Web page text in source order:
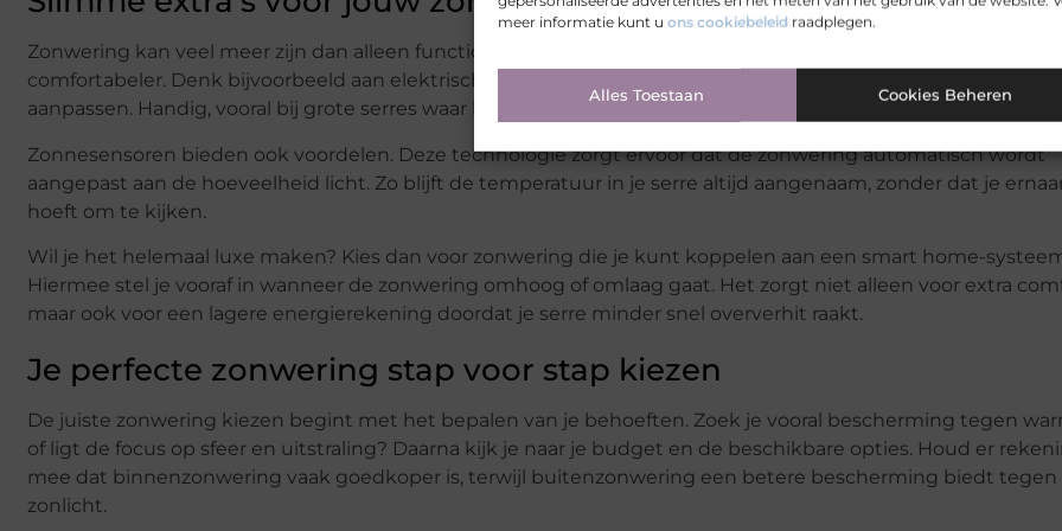
meer informatie kunt u ons cookiebeleid raadplegen.
Alles Toestaan Cookies Beheren
Zonwering kan veel meer zijn dan alleen functioneel. Slimme technologieën maken het gebruik nog
comfortabeler. Denk bijvoorbeeld aan elektrische bediening waarmee je met één druk op de knop het licht
aanpassen. Handig, vooral bij grote serres waar handmatige systemen minder praktisch zijn.
Zonnesensoren bieden ook voordelen. Deze technologie zorgt ervoor dat de zonwering automatisch wordt
aangepast aan de hoeveelheid licht. Zo blijft de temperatuur in je serre altijd aangenaam, zonder dat je
hoeft om te kijken.
Wil je het helemaal luxe maken? Kies dan voor zonwering die je kunt koppelen aan een smart home-
Hiermee stel je vooraf in wanneer de zonwering omhoog of omlaag gaat. Het zorgt niet alleen voor extra
maar ook voor een lagere energierekening doordat je serre minder snel oververhit raakt.
Je perfecte zonwering stap voor stap kiezen
De juiste zonwering kiezen begint met het bepalen van je behoeften. Zoek je vooral bescherming tegen
of ligt de focus op sfeer en uitstraling? Daarna kijk je naar je budget en de beschikbare opties. Houd er
mee dat binnenzonwering vaak goedkoper is, terwijl buitenzonwering een betere bescherming biedt tegen
zonlicht.